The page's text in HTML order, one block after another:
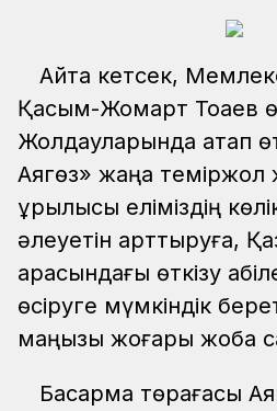
Айта кетсек,
Қасым-Жомарт Тоқаев
Жолдауларында атап
Аягөз» жаңа теміржол
құрылысы еліміздің
әлеуетін арттыруға,
арасындағы өткізу
өсіруге мүмкіндік
маңызы жоғары жоба
Басқарма төрағасы